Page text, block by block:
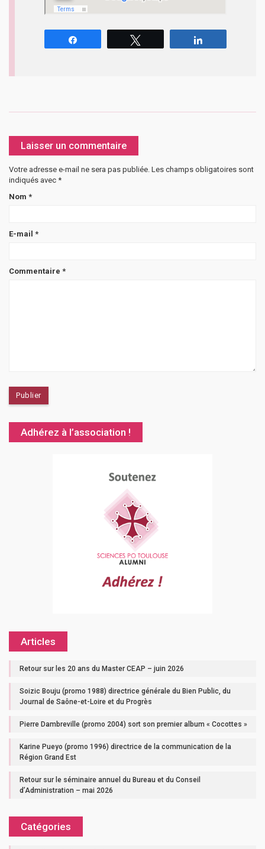
Laisser un commentaire
Votre adresse e-mail ne sera pas publiée. Les champs obligatoires sont
indiqués avec *
Nom *
E-mail *
Commentaire *
Adhérez à l’association !
Articles
Retour sur les 20 ans du Master CEAP – juin 2026
Soizic Bouju (promo 1988) directrice générale du Bien Public, du
Journal de Saône-et-Loire et du Progrès
Pierre Dambreville (promo 2004) sort son premier album « Cocottes »
Karine Pueyo (promo 1996) directrice de la communication de la
Région Grand Est
Retour sur le séminaire annuel du Bureau et du Conseil
d’Administration – mai 2026
Catégories